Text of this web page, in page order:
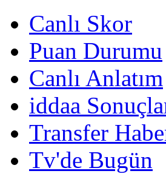
Canlı Skor
Puan Durumu
Canlı Anlatım
iddaa
Transfer
Tv'de Bugün